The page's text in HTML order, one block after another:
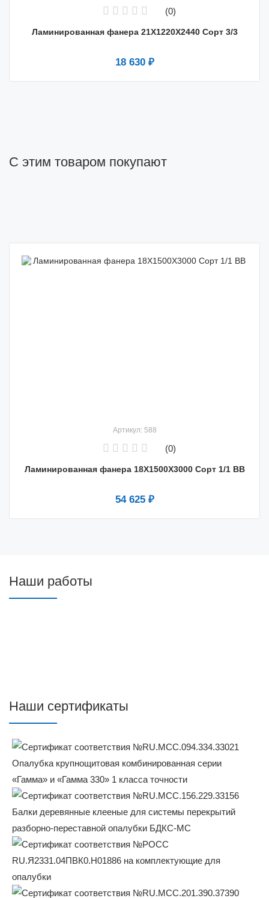
(0)
Ламинированная фанера 21X1220X2440 Сорт 3/3
18 630 ₽
С этим товаром покупают
Артикул: 588
(0)
Ламинированная фанера 18X1500X3000 Сорт 1/1 BB
54 625 ₽
Наши работы
Наши сертификаты